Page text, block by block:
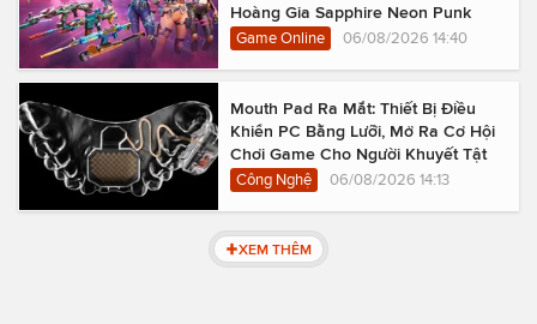
Hoàng Gia Sapphire Neon Punk
Game Online 06/08/2026 14:40
Mouth Pad Ra Mắt: Thiết Bị Điều
Khiển PC Bằng Lưỡi, Mở Ra Cơ Hội
Chơi Game Cho Người Khuyết Tật
Công Nghệ 06/08/2026 14:13
XEM THÊM